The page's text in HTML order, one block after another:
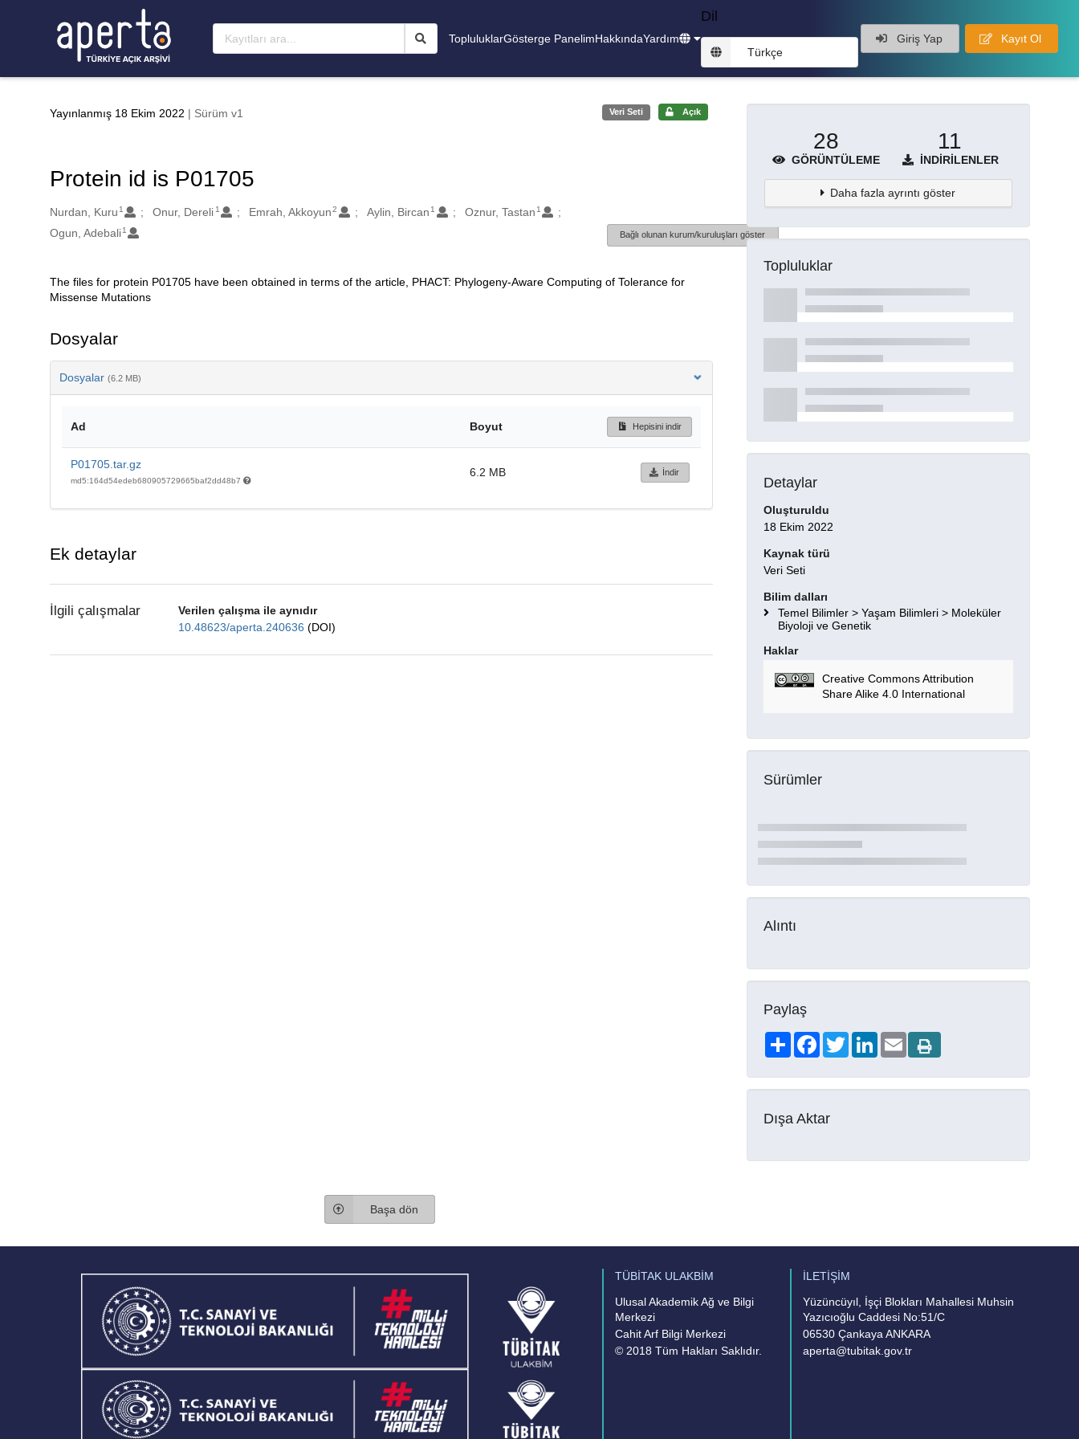
TopluluklarGösterge PanelimHakkındaYardım
Dil
Türkçe
Giriş Yap Kayıt Ol
Yayınlanmış 18 Ekim 2022 | Sürüm v1 Veri Seti Açık
Protein id is P01705
Oluşturanlar
Nurdan, Kuru 1 Onur, Dereli 1 Emrah, Akkoyun 2 Aylin, Bircan 1 Oznur, Tastan 1
Ogun, Adebali 1 Bağlı olunan kurum/kuruluşları göster
Açıklama
The files for protein P01705 have been obtained in terms of the article, PHACT: Phylogeny-Aware Computing of Tolerance for
Missense Mutations
Dosyalar
Dosyalar (6.2 MB)
Ad Boyut Hepisini indir
P01705.tar.gz
md5:164d54edeb680905729665baf2dd48b7
6.2 MB İndir
Ek detaylar
İlgili çalışmalar
Verilen çalışma ile aynıdır
10.48623/aperta.240636 (DOI)
28
GÖRÜNTÜLEME
11
İNDIRILENLER
Daha fazla ayrıntı göster
Topluluklar
Detaylar
Oluşturuldu
18 Ekim 2022
Kaynak türü
Veri Seti
Bilim dalları
Temel Bilimler > Yaşam Bilimleri > Moleküler
Biyoloji ve Genetik
Haklar
Creative Commons Attribution
Share Alike 4.0 International
Sürümler
Alıntı
Paylaş
ShareFacebookTwitterLinkedIn
Email
Dışa Aktar
Başa dön
TÜBİTAK ULAKBİM
Ulusal Akademik Ağ ve Bilgi
Merkezi
Cahit Arf Bilgi Merkezi
© 2018 Tüm Hakları Saklıdır.
İLETİŞİM
Yüzüncüyıl, İşçi Blokları Mahallesi Muhsin
Yazıcıoğlu Caddesi No:51/C
06530 Çankaya ANKARA
aperta@tubitak.gov.tr